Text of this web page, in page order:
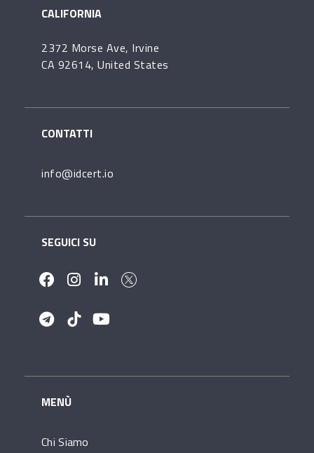
CALIFORNIA
2372 Morse Ave, Irvine
CA 92614, United States
CONTATTI
info@idcert.io
SEGUICI SU
MENÙ
Chi Siamo